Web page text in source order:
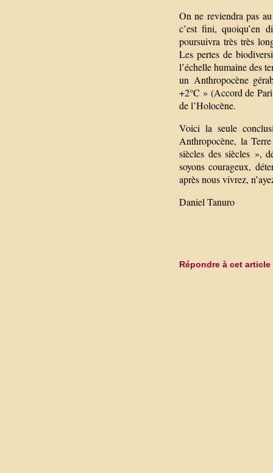
On ne reviendra pas
c’est fini, quoiqu’en
poursuivra très très
Les pertes de
l’échelle humaine des
un Anthropocène
+2°C » (Accord de
de l’Holocène.
Voici la seule
Anthropocène, la
siècles des siècles »,
soyons courageux,
après nous vivrez,
Daniel Tanuro
Répondre à cet article